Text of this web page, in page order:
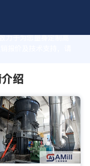
力于为您量身定制高
报价及技术支持，请
绍